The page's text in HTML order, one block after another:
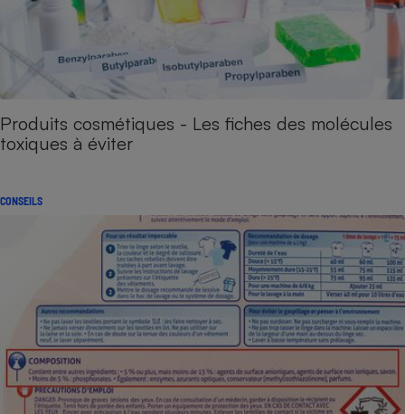
Produits cosmétiques - Les fiches des molécules
toxiques à éviter
CONSEILS